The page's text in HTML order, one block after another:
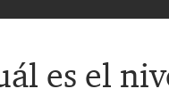
es el